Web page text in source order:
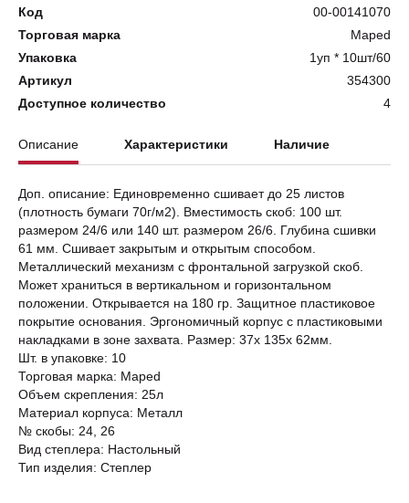
Код
00-00141070
Торговая марка
Maped
Упаковка
1уп * 10шт/60
Артикул
354300
Доступное количество
4
Описание Характеристики Наличие
Доп. описание: Единовременно сшивает до 25 листов
(плотность бумаги 70г/м2). Вместимость скоб: 100 шт.
размером 24/6 или 140 шт. размером 26/6. Глубина сшивки
61 мм. Сшивает закрытым и открытым способом.
Металлический механизм с фронтальной загрузкой скоб.
Может храниться в вертикальном и горизонтальном
положении. Открывается на 180 гр. Защитное пластиковое
покрытие основания. Эргономичный корпус с пластиковыми
накладками в зоне захвата. Размер: 37х 135х 62мм.
Шт. в упаковке: 10
Торговая марка: Maped
Объем скрепления: 25л
Материал корпуса: Металл
№ скобы: 24, 26
Вид степлера: Настольный
Тип изделия: Степлер